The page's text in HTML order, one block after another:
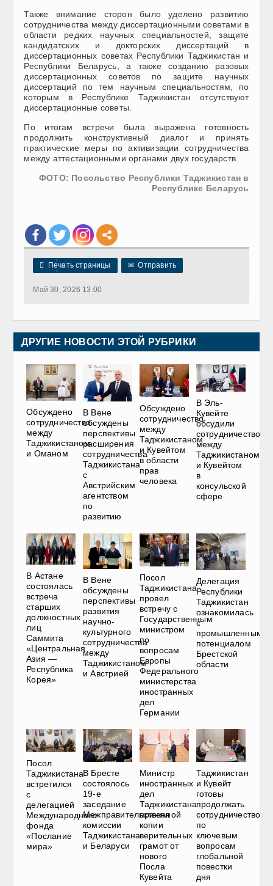
Также внимание сторон было уделено развитию
сотрудничества между диссертационными советами в
области редких научных специальностей, защите
кандидатских и докторских диссертаций в
диссертационных советах Республики Таджикистан и
Республики Беларусь, а также созданию разовых
диссертационных советов по защите научных
диссертаций по тем научным специальностям, по
которым в Республике Таджикистан отсутствуют
диссертационные советы.
По итогам встречи была выражена готовность
продолжить конструктивный диалог и принять
практические меры по активизации сотрудничества
между аттестационными органами двух государств.
ФОТО: Посольство Республики Таджикистан в
Республике Беларусь
 Печать страницы ✉ Отправить
Май 30, 2026 13:00
ДРУГИЕ НОВОСТИ ЭТОЙ РУБРИКИ
Обсуждено
сотрудничество
между
Таджикистаном
и Оманом
В Вене
обсуждены
перспективы
расширения
сотрудничества
Таджикистана
с
Австрийским
агентством
по
развитию
Обсуждено
сотрудничество
между
Таджикистаном
и Кувейтом
в области
прав
человека
В Эль-
Кувейте
обсудили
сотрудничество
между
Таджикистаном
и Кувейтом
в
консульской
сфере
В Астане
состоялась
встреча
старших
должностных
лиц
Саммита
«Центральная
Азия —
Республика
Корея»
В Вене
обсуждены
перспективы
развития
научно-
культурного
сотрудничества
между
Таджикистаном
и Австрией
Посол
Таджикистана
провел
встречу с
Государственным
министром
по
вопросам
Европы
Федерального
министерства
иностранных
дел
Германии
Делегация
Республики
Таджикистан
ознакомилась
с
промышленным
потенциалом
Брестской
области
Посол
Таджикистана
встретился
с
делегацией
Международного
фонда
«Послание
мира»
В Бресте
состоялось
19-е
заседание
Межправительственной
комиссии
Таджикистана
и Беларуси
Министр
иностранных
дел
Таджикистана
принял
копии
верительных
грамот от
нового
Посла
Кувейта
Таджикистан
и Кувейт
готовы
продолжать
сотрудничество
по
ключевым
вопросам
глобальной
повестки
дня